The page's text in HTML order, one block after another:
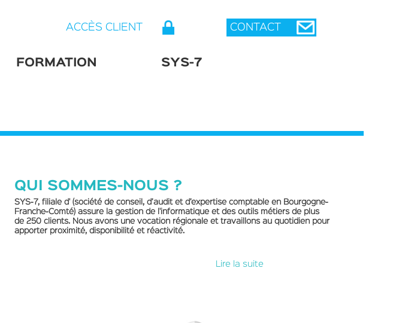
QUI SOMMES-NOUS ?
SYS-7, filiale d'(société de conseil, d’audit et d’expertise comptable en Bourgogne-
Franche-Comté) assure la gestion de l'informatique et des outils métiers de plus
de 250 clients. Nous avons une vocation régionale et travaillons au quotidien pour
apporter proximité, disponibilité et réactivité.
Lire la suite
ACCÈS CLIENT
FORMATION SYS-7